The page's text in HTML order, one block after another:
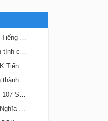
Bài 22 Đọc mở rộng trang 111 SGK Tiếng Việt 5 Kết nối tri thức tập 2
Bài 22 Luyện viết đoạn văn thể hiện tình cảm, cảm xúc về một sự việc trang 111 SGK Tiếng Việt 5 Kết nối tri thức tập 2
Bài 22 Bộ đội về làng trang 109 SGK Tiếng Việt 5 Kết nối tri thức tập 2
Bài 21 Viết đoạn văn nêu ý kiến tán thành một sự việc, hiện tượng (Bài viết số 2) trang 108 SGK Tiếng Việt 5 Kết nối tri thức tập 2
Bài 21 Luyện tập về câu ghép trang 107 SGK Tiếng Việt 5 Kết nối tri thức tập 2
Bài 21 Anh hùng lao động Trần Đại Nghĩa trang 106 SGK Tiếng Việt 5 Kết nối tri thức tập 2